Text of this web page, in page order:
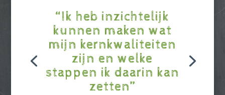
“Ik heb inzichtelijk
kunnen maken wat
mijn kernkwaliteiten
zijn en welke
stappen ik daarin kan
zetten”